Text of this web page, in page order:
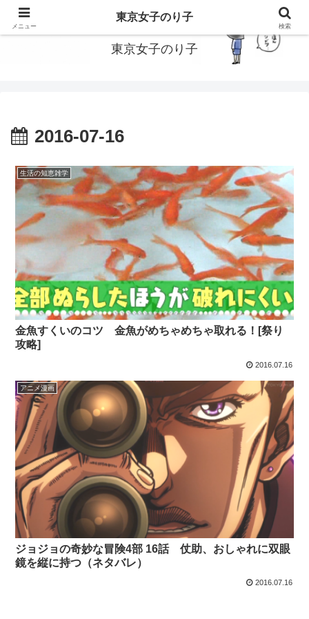
東京で働いてる女子のり子のブログです
東京女子のり子
2016-07-16
生活の知恵雑学
金魚すくいのコツ 金魚がめちゃめちゃ取れる！[祭り
攻略]
2016.07.16
アニメ漫画
ジョジョの奇妙な冒険4部 16話 仗助、おしゃれに双眼
鏡を縦に持つ（ネタバレ）
2016.07.16
メニュー
東京女子のり子
検索